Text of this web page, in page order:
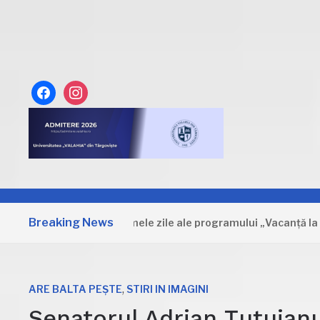
facebookinstagram
Breaking News
Dâmbovița: Primele zile ale programului „Vacanță la muzeu”
ARE BALTA PEȘTE, STIRI IN IMAGINI